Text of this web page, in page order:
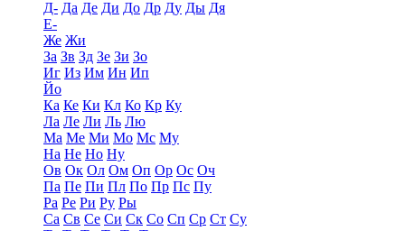
Д- Да Де Ди До Др Ду Ды Дя
Е-
Же Жи
За Зв Зд Зе Зи Зо
Иг Из Им Ин Ип
Йо
Ка Ке Ки Кл Ко Кр Ку
Ла Ле Ли Ль Лю
Ма Ме Ми Мо Мс Му
На Не Но Ну
Ов Ок Ол Ом Оп Ор Ос Оч
Па Пе Пи Пл По Пр Пс Пу
Ра Ре Ри Ру Ры
Са Св Се Си Ск Со Сп Ср Ст Су